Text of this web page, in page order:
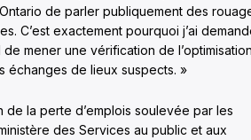
de parler publiquement des
C’est exactement pourquoi j’ai
mener une vérification de
échanges de lieux suspects. »
de la perte d’emplois soulevée par les
des Services au public et aux